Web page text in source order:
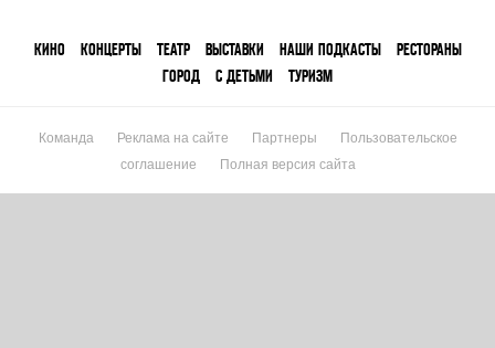
КИНО КОНЦЕРТЫ ТЕАТР ВЫСТАВКИ НАШИ ПОДКАСТЫ
РЕСТОРАНЫ
ГОРОД
С ДЕТЬМИ ТУРИЗМ
Команда Реклама на сайте Партнеры
Пользовательское
соглашение
Полная версия сайта